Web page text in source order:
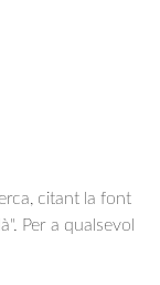
citant la font
Per a qualsevol